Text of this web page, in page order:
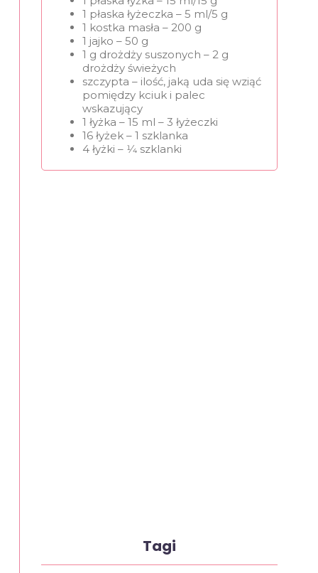
1 płaska łyżeczka – 5 ml/5 g
1 kostka masła – 200 g
1 jajko – 50 g
1 g drożdży suszonych – 2 g
drożdży świeżych
szczypta – ilość, jaką uda się wziąć
pomiędzy kciuk i palec
wskazujący
1 łyżka – 15 ml – 3 łyżeczki
16 łyżek – 1 szklanka
4 łyżki – 1⁄4 szklanki
Tagi